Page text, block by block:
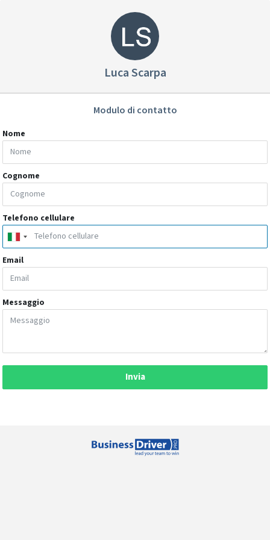
Luca Scarpa
Modulo di contatto
Nome
Cognome
Telefono cellulare
Email
Messaggio
Invia